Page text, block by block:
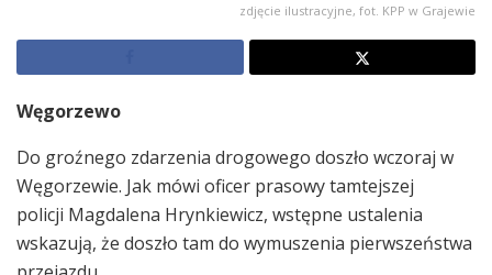
zdjęcie ilustracyjne, fot. KPP w Grajewie
Węgorzewo
Do groźnego zdarzenia drogowego doszło wczoraj w
Węgorzewie. Jak mówi oficer prasowy tamtejszej
policji Magdalena Hrynkiewicz, wstępne ustalenia
wskazują, że doszło tam do wymuszenia pierwszeństwa